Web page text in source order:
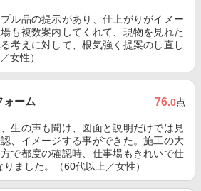
ル品の提示があり、仕上がりがイメー
も複数案内してくれて、現物を見れた
考えに対して、根気強く提案のし直し
女性）
ォーム 76.0点
生の声も聞け、図面と説明だけでは見
、イメージする事ができた。施工の大
で都度の確認時、仕事場もきれいで仕
りました。（60代以上／女性）